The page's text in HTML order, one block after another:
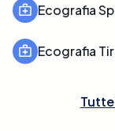
Ecografia
Ecografia